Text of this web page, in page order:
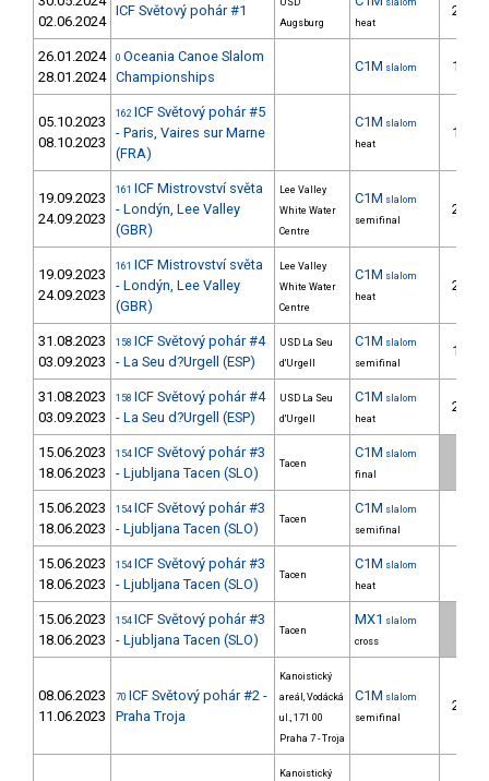
02.06.2024
ICF Světový pohár #1
USD
Augsburg
slalom
heat
26.
26.01.2024
28.01.2024
0 Oceania Canoe Slalom
Championships
C1M slalom 14.
05.10.2023
08.10.2023
162 ICF Světový pohár #5
- Paris, Vaires sur Marne
(FRA)
C1M slalom
heat
18.
19.09.2023
24.09.2023
161 ICF Mistrovství světa
- Londýn, Lee Valley
(GBR)
Lee Valley
White Water
Centre
C1M slalom
semifinal
27.
19.09.2023
24.09.2023
161 ICF Mistrovství světa
- Londýn, Lee Valley
(GBR)
Lee Valley
White Water
Centre
C1M slalom
heat
27.
31.08.2023
03.09.2023
158 ICF Světový pohár #4
- La Seu d?Urgell (ESP)
USD La Seu
d'Urgell
C1M slalom
semifinal
13.
31.08.2023
03.09.2023
158 ICF Světový pohár #4
- La Seu d?Urgell (ESP)
USD La Seu
d'Urgell
C1M slalom
heat
20.
15.06.2023
18.06.2023
154 ICF Světový pohár #3
- Ljubljana Tacen (SLO)
Tacen
C1M slalom
final
15.06.2023
18.06.2023
154 ICF Světový pohár #3
- Ljubljana Tacen (SLO)
Tacen
C1M slalom
semifinal
15.06.2023
18.06.2023
154 ICF Světový pohár #3
- Ljubljana Tacen (SLO)
Tacen
C1M slalom
heat
15.06.2023
18.06.2023
154 ICF Světový pohár #3
- Ljubljana Tacen (SLO)
Tacen
MX1 slalom
cross
08.06.2023
11.06.2023
70 ICF Světový pohár #2 -
Praha Troja
Kanoistický
areál, Vodácká
ul., 171 00
Praha 7 - Troja
C1M slalom
semifinal
25.
Kanoistický